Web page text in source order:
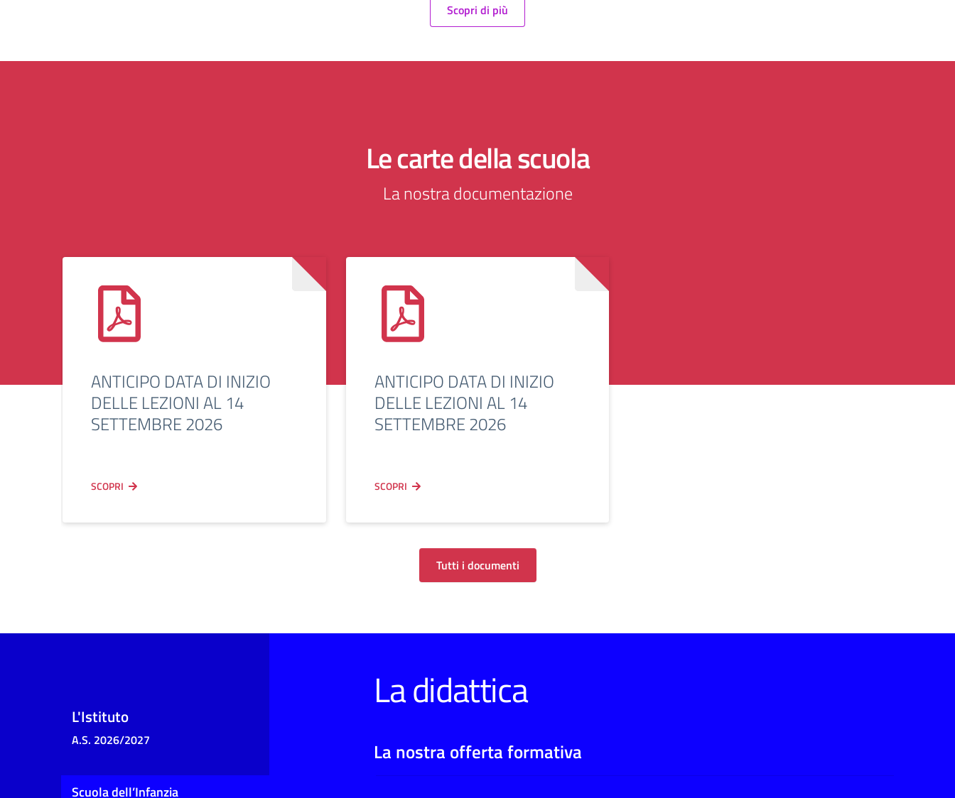
Scopri di più
Le carte della scuola
La nostra documentazione
ANTICIPO DATA DI INIZIO
DELLE LEZIONI AL 14
SETTEMBRE 2026
SCOPRI
ANTICIPO DATA DI INIZIO
DELLE LEZIONI AL 14
SETTEMBRE 2026
SCOPRI
Tutti i documenti
La didattica
La nostra offerta formativa
L'Istituto
A.S. 2026/2027
Scuola dell’Infanzia